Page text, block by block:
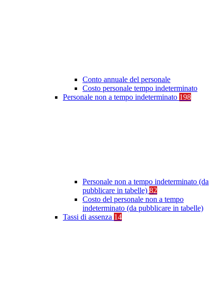
Conto annuale del personale
Costo personale tempo indeterminato
Personale non a tempo indeterminato 198
Personale non a tempo indeterminato (da
pubblicare in tabelle) 82
Costo del personale non a tempo
indeterminato (da pubblicare in tabelle)
Tassi di assenza 14